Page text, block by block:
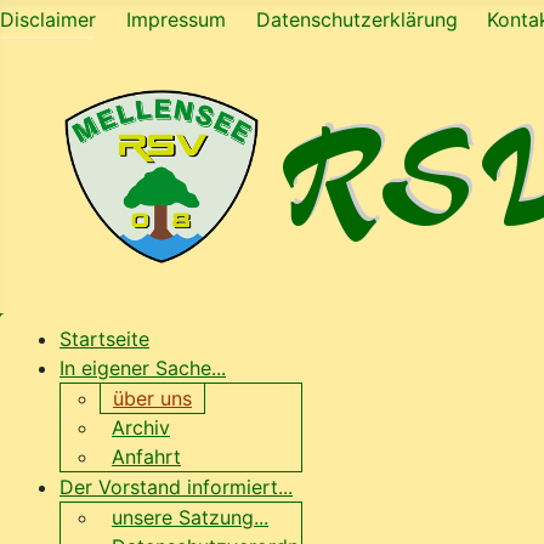
Disclaimer Impressum Datenschutzerklärung
Startseite
In eigener Sache...
über uns
Archiv
Anfahrt
Der Vorstand informiert...
unsere Satzung...